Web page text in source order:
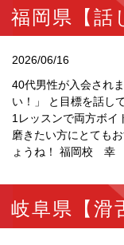
福岡県【話
2026/06/16
40代男性が入会され
い！」 と目標を話し
1レッスンで両方ボイ
磨きたい方にとても
ょうね！ 福岡校 幸
岐阜県【滑